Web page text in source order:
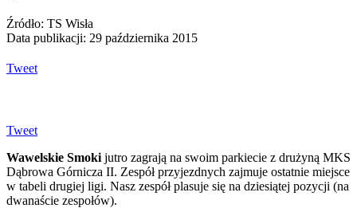
Źródło: TS Wisła
Data publikacji: 29 października 2015
Tweet
Tweet
Wawelskie Smoki jutro zagrają na swoim parkiecie z drużyną MKS
Dąbrowa Górnicza II. Zespół przyjezdnych zajmuje ostatnie miejsce
w tabeli drugiej ligi. Nasz zespół plasuje się na dziesiątej pozycji (na
dwanaście zespołów).